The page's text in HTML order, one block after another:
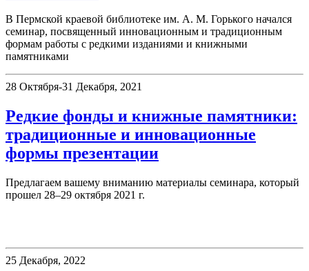
В Пермской краевой библиотеке им. А. М. Горького начался
семинар, посвященный инновационным и традиционным
формам работы с редкими изданиями и книжными
памятниками
28 Октября-31 Декабря, 2021
Редкие фонды и книжные памятники:
традиционные и инновационные
формы презентации
Предлагаем вашему вниманию материалы семинара, который
прошел 28–29 октября 2021 г.
25 Декабря, 2022